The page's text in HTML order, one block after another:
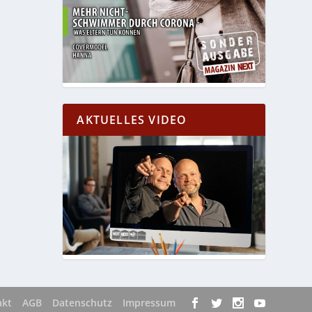
AKTUELLES VIDEO
AGB Datenschutz Impressum